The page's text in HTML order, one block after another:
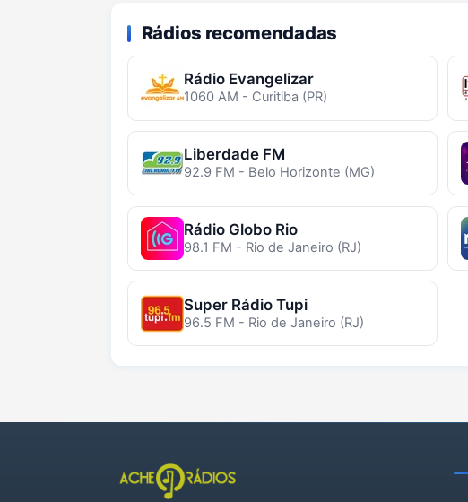
Rádios recomendadas
Rádio Evangelizar
1060 AM - Curitiba (PR)
Liberdade FM
92.9 FM - Belo Horizonte (MG)
Rádio Globo Rio
98.1 FM - Rio de Janeiro (RJ)
Super Rádio Tupi
96.5 FM - Rio de Janeiro (RJ)